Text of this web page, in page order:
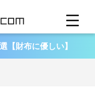
【財布に優しい】